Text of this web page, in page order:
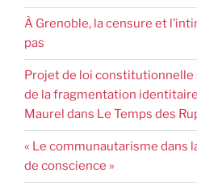
À Grenoble, la censure et
pas
Projet de loi constitutionnelle
de la fragmentation
Maurel dans Le Temps des
« Le communautarisme dans
de conscience »